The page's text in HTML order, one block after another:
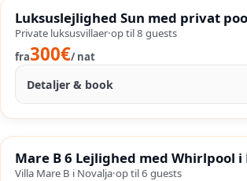
SALES
OP TIL−37%
Luksuslejlighed Sun med privat
Private luksusvillaer·op til8 guests
fra300€/nat
Detaljer & book
SALES
OP TIL−24%
20. sep.
Mare B 6 Lejlighed med Whirlpool i
Villa Mare B i Novalja·op til6 guests